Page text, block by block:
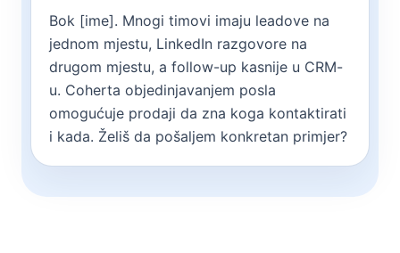
Bok [ime]. Mnogi timovi imaju leadove na
jednom mjestu, LinkedIn razgovore na
drugom mjestu, a follow-up kasnije u CRM-
u. Coherta objedinjavanjem posla
omogućuje prodaji da zna koga kontaktirati
i kada. Želiš da pošaljem konkretan primjer?